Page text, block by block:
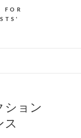
FOR
ション